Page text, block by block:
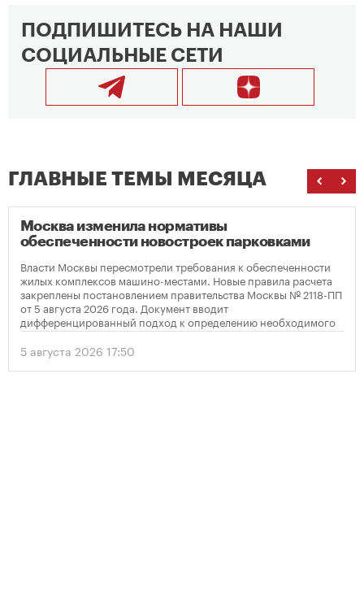
ПОДПИШИТЕСЬ НА НАШИ
СОЦИАЛЬНЫЕ СЕТИ
ГЛАВНЫЕ ТЕМЫ МЕСЯЦА
Москва изменила нормативы
обеспеченности новостроек парковками
Власти Москвы пересмотрели требования к обеспеченности
жилых комплексов машино-местами. Новые правила расчета
закреплены постановлением правительства Москвы № 2118-ПП
от 5 августа 2026 года. Документ вводит
дифференцированный подход к определению необходимого
количества парковок в зависимости от площади квартир и
устанавливает переходный период для уже согласованных
проектов.
5 августа 2026 17:50